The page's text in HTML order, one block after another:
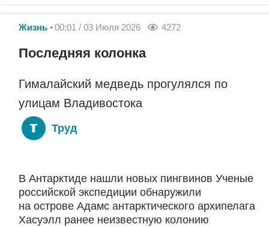
Жизнь 00:01 / 03 Июля 2026 4272
Последняя колонка
Гималайский медведь прогулялся по
улицам Владивостока
Труд
В Антарктиде нашли новых пингвинов Ученые
российской экспедиции обнаружили
на острове Адамс антарктического архипелага
Хасуэлл ранее неизвестную колонию